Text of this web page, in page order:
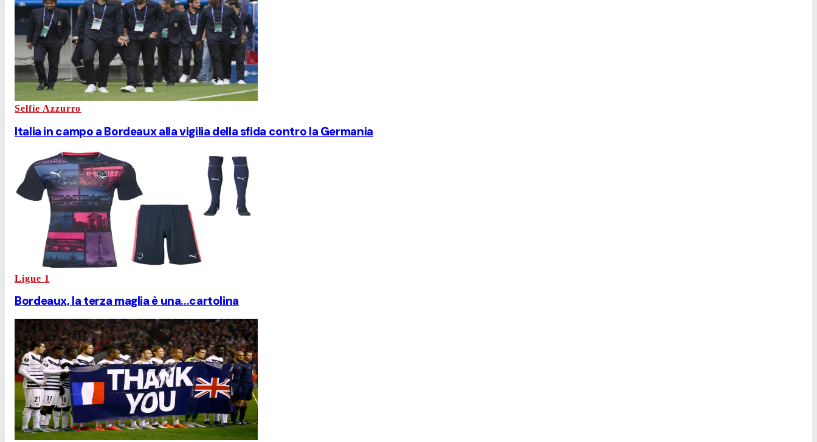
Selfie Azzurro
Italia in campo a Bordeaux alla vigilia della sfida contro la Germania
Ligue 1
Bordeaux, la terza maglia è una...cartolina